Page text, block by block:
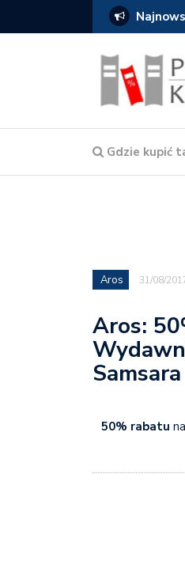
Gdzie kupić
Aros 31/08/
Aros:
Samsara
50% rabatu na